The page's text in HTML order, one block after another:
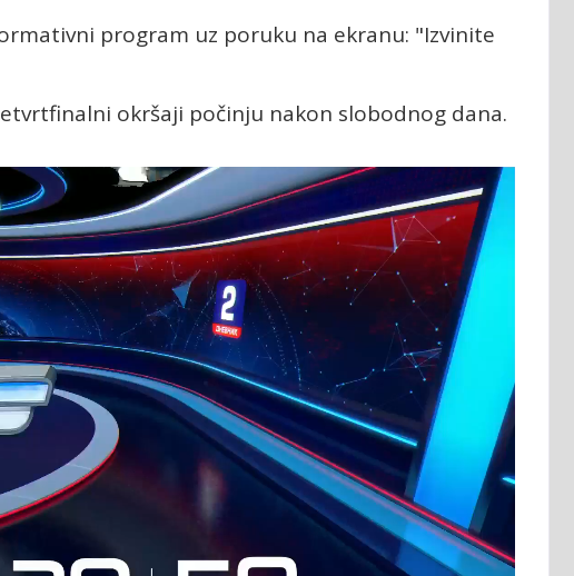
program uz poruku na ekranu: "Izvinite
okršaji počinju nakon slobodnog dana.